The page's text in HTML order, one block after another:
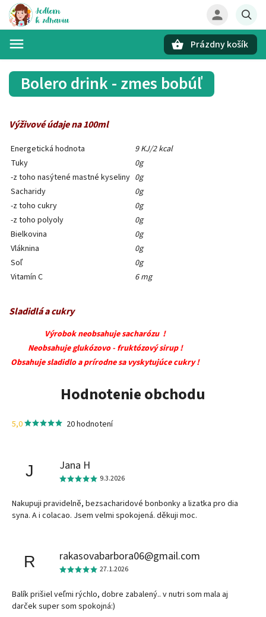
Prázdny košík
Bolero drink - zmes bobúľ
Výživové údaje na 100ml
Energetická hodnota
9 KJ/2 kcal
Tuky
0g
-z toho nasýtené mastné kyseliny 0g
Sacharidy
0g
-z toho cukry
0g
-z toho polyoly
0g
Bielkovina
0g
Vláknina
0g
Soľ
0g
Vitamín C
6 mg
Sladidlá a cukry
Výrobok neobsahuje sacharózu !
Neobsahuje glukózovo - fruktózový sirup !
Obsahuje sladidlo a prírodne sa vyskytujúce cukry !
Hodnotenie obchodu
5,0 20 hodnotení
J Jana H
9.3.2026
Nakupuji pravidelně, bezsacharidové bonbonky a lizatka pro dia
syna. A i colacao. Jsem velmi spokojená. děkuji moc.
R rakasovabarbora06@gmail.com
27.1.2026
Balík prišiel veľmi rýchlo, dobre zabalený.. v nutri som mala aj
darček super som spokojná:)